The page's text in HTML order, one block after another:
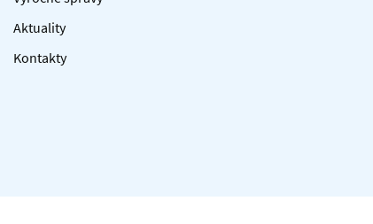
Aktuality
Kontakty